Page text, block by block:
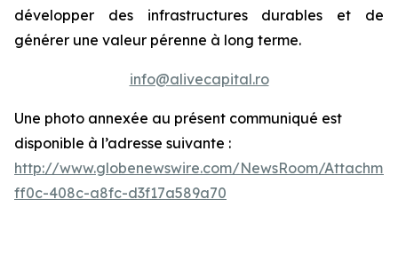
développer des infrastructures durables et de
générer une valeur pérenne à long terme.
info@alivecapital.ro
Une photo annexée au présent communiqué est
disponible à l’adresse suivante :
http://www.globenewswire.com/NewsRoom/
ff0c-408c-a8fc-d3f17a589a70